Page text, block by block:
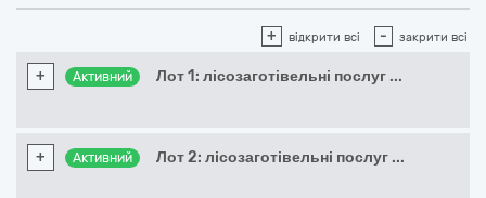
+ відкрити всі - закрити всі
+ Активний Лот 1: лісозаготівельні послуг ...
+ Активний Лот 2: лісозаготівельні послуг ...